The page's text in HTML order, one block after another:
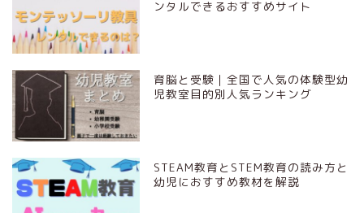
ンタルできるおすすめサイト
育脳と受験｜全国で人気の体験型幼
児教室目的別人気ランキング
STEAM教育とSTEM教育の読み方と
幼児におすすめ教材を解説